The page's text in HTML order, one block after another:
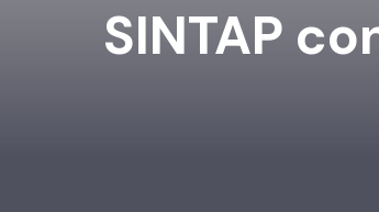
SINTAP